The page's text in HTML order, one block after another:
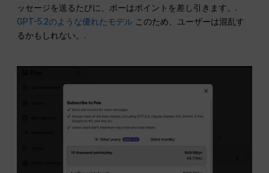
ッセージを送るたびに、ポーはポイントを差し引きます。.
GPT-5.2のような優れたモデル このため、ユーザーは混乱す
るかもしれない。.